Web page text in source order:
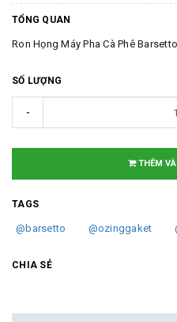
TỔNG QUAN
Ron Họng Máy Pha Cà Phê Barsetto
SỐ LƯỢNG
-
THÊM
TAGS
@barsetto @ozinggaket
CHIA SẺ